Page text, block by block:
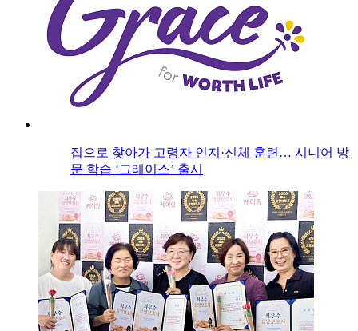
집으로 찾아가 고령자 인지·신체 훈련… 시니어 방
문 학습 ‘그레이스’ 출시